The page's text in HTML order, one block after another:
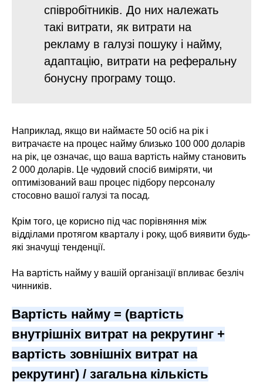
співробітників. До них належать
такі витрати, як витрати на
рекламу в галузі пошуку і найму,
адаптацію, витрати на реферальну
бонусну програму тощо.
Наприклад, якщо ви наймаєте 50 осіб на рік і
витрачаєте на процес найму близько 100 000 доларів
на рік, це означає, що ваша вартість найму становить
2 000 доларів. Це чудовий спосіб виміряти, чи
оптимізований ваш процес підбору персоналу
стосовно вашої галузі та посад.
Крім того, це корисно під час порівняння між
відділами протягом кварталу і року, щоб виявити будь-
які значущі тенденції.
На вартість найму у вашій організації впливає безліч
чинників.
Вартість найму = (вартість
внутрішніх витрат на рекрутинг +
вартість зовнішніх витрат на
рекрутинг) / загальна кількість